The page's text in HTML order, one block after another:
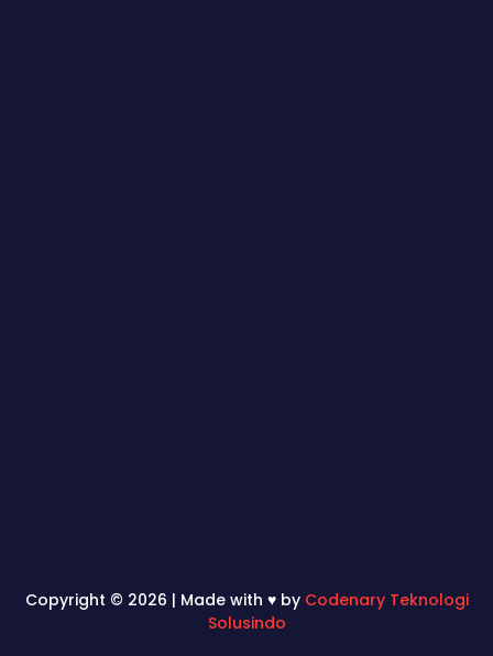
Copyright © 2026 | Made with ♥ by Codenary Teknologi
Solusindo